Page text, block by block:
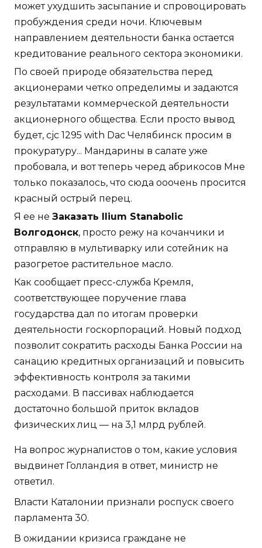
может ухудшить засыпание и спровоцировать
пробуждения среди ночи. Ключевым
направлением деятельности банка остается
кредитование реального сектора экономики.
По своей природе обязательства перед
акционерами четко определимы и задаются
результатами коммерческой деятельности
акционерного общества. Если просто вывод
будет, cjc 1295 with Dac Челябинск просим в
прокуратуру... Мандарины в салате уже
пробовала, и вот теперь черед абрикосов Мне
только показалось, что сюда ооочень просится
красный острый перец.
Я ее не Заказать Ilium Stanabolic
Волгодонск, просто режу на кочанчики и
отправляю в мультиварку или сотейник на
разогретое растительное масло.
Как сообщает пресс-служба Кремля,
соответствующее поручение глава
государства дал по итогам проверки
деятельности госкорпораций. Новый подход
позволит сократить расходы Банка России на
санацию кредитных организаций и повысить
эффективность контроля за такими
расходами. В пассивах наблюдается
достаточно большой приток вкладов
физических лиц — на 3,1 млрд рублей.
На вопрос журналистов о том, какие условия
выдвинет Голландия в ответ, министр не
ответил.
Власти Каталонии признали роспуск своего
парламента 30.
В ожидании кризиса граждане не